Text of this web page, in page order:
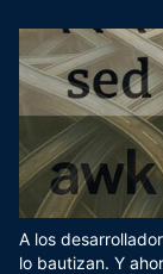
A los
lo bautizan. Y